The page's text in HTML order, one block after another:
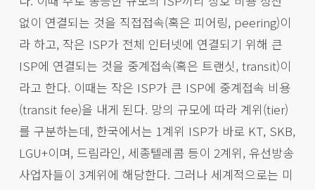
없이 연결되는 것을 직접접속(혹은 피어링, peering)이
라 하고, 작은 ISP가 전체 인터넷에 연결되기 위해 큰
ISP에 연결되는 것을 중계접속(혹은 트랜싯, transit)이
라고 한다. 이때는 작은 ISP가 큰 ISP에 중계접속 비용
(transit fee)을 내게 된다. 망의 규모에 따라 계위(tier)
를 구분하는데, 한국에서는 1계위 ISP가 바로 KT, SKB,
LGU+이며, 드림라인, 세종텔레콤 등이 2계위, 유선방송
사업자들이 3계위에 해당한다. 그러나 세계적으로는 미